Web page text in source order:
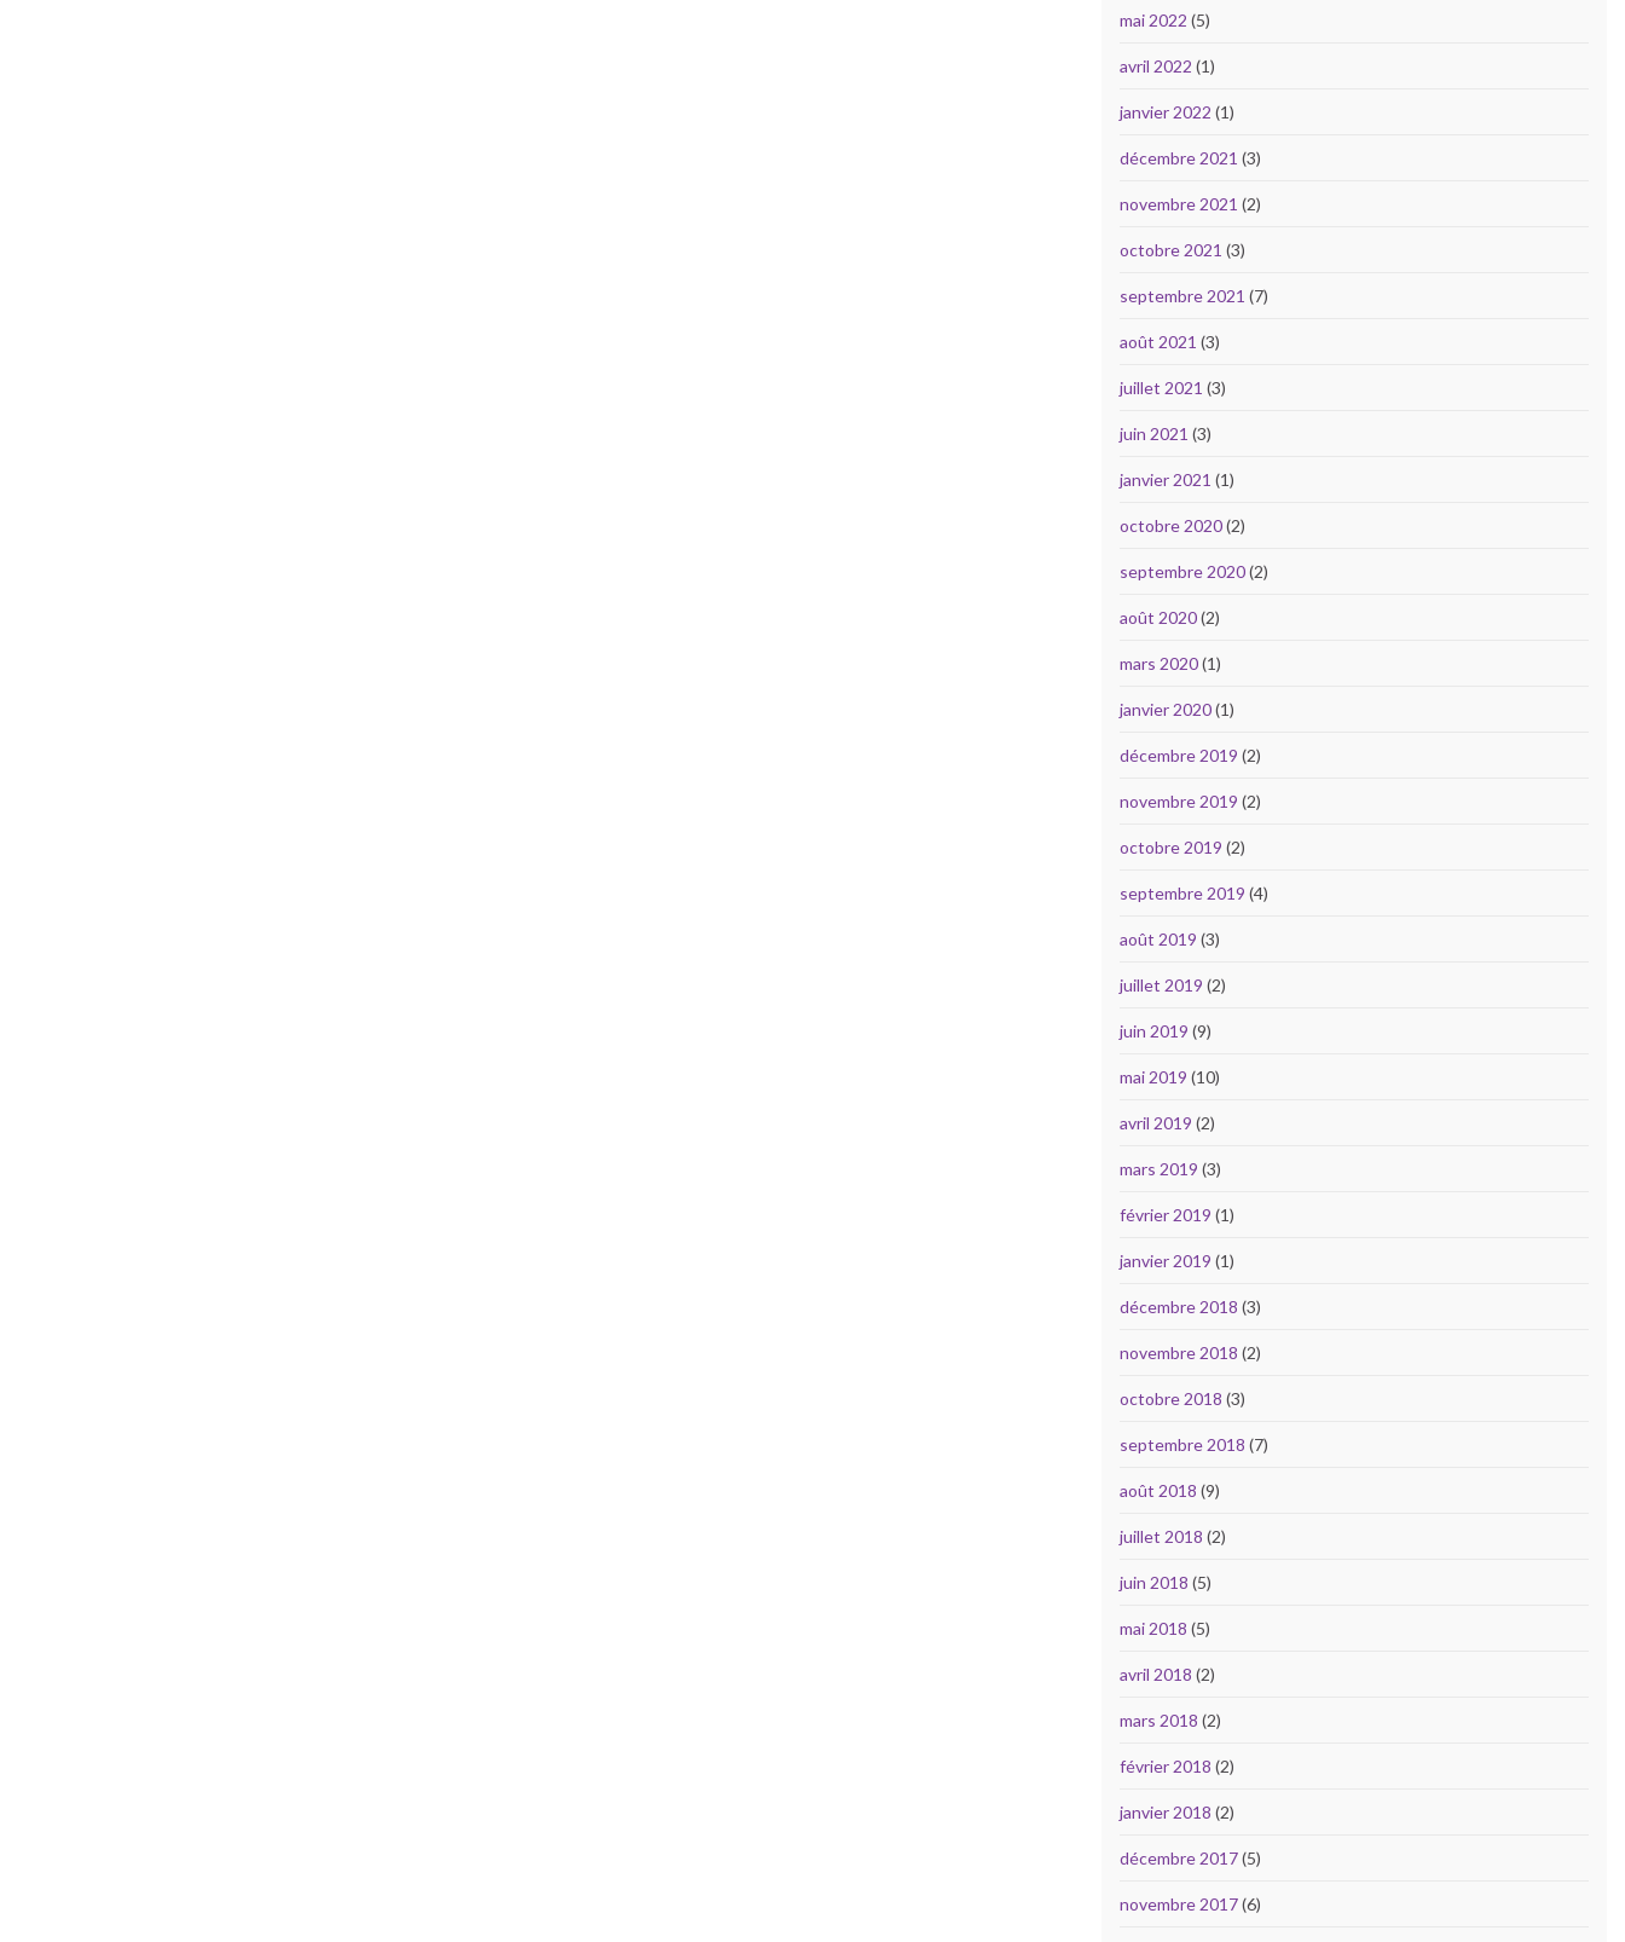
mai 2022 (5)
avril 2022 (1)
janvier 2022 (1)
décembre 2021 (3)
novembre 2021 (2)
octobre 2021 (3)
septembre 2021 (7)
août 2021 (3)
juillet 2021 (3)
juin 2021 (3)
janvier 2021 (1)
octobre 2020(2)
septembre 2020(2)
août 2020(2)
mars 2020(1)
janvier 2020(1)
décembre 2019 (2)
novembre 2019 (2)
octobre 2019 (2)
septembre 2019 (4)
août 2019 (3)
juillet 2019 (2)
juin 2019 (9)
mai 2019 (10)
avril 2019 (2)
mars 2019 (3)
février 2019 (1)
janvier 2019 (1)
décembre 2018 (3)
novembre 2018 (2)
octobre 2018 (3)
septembre 2018 (7)
août 2018 (9)
juillet 2018 (2)
juin 2018 (5)
mai 2018 (5)
avril 2018 (2)
mars 2018 (2)
février 2018 (2)
janvier 2018 (2)
décembre 2017(5)
novembre 2017(6)